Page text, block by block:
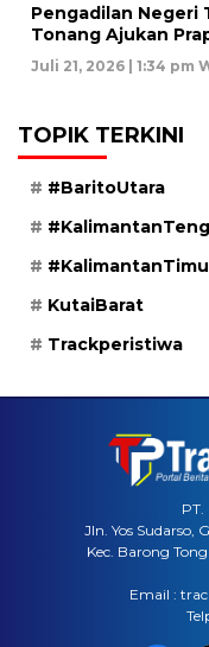
Pengadilan Negeri
Tonang Ajukan
Juli 21, 2026 | 1:34 pm
TOPIK TERKINI
#BaritoUtara
KutaiBarat
Trackperistiwa
Jln. Yos Sudarso,
Kec. Barong
Email :